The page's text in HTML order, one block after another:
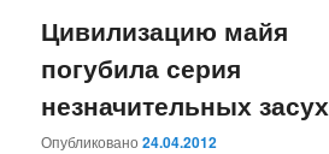
Цивилизацию майя
погубила серия
незначительных засух
Опубликовано24.04.2012